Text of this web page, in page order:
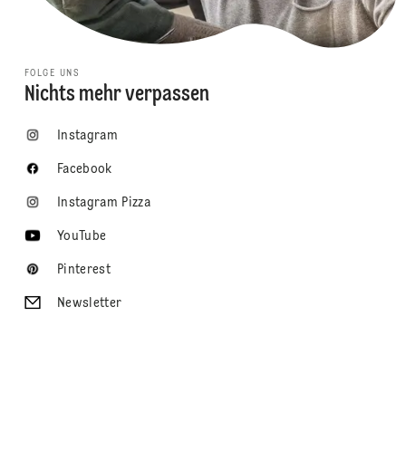
FOLGE UNS
Nichts mehr verpassen
Instagram
Facebook
Instagram Pizza
YouTube
Pinterest
Newsletter